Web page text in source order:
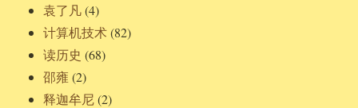
袁了凡(4)
计算机技术(82)
读历史 (68)
邵雍 (2)
释迦牟尼(2)